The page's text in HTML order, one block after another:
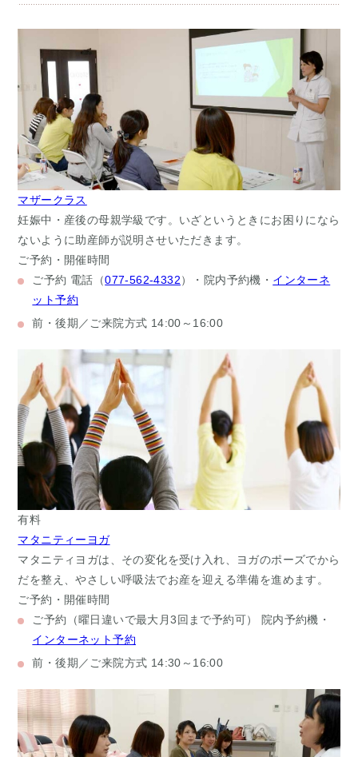
マザークラス
妊娠中・産後の母親学級です。いざというときにお困りになら
ないように助産師が説明させいただきます。
ご予約・開催時間
ご予約 電話（077-562-4332）・院内予約機・ インターネ
ット予約
前・後期／ご来院方式 14:00～16:00
有料
マタニティーヨガ
マタニティヨガは、その変化を受け入れ、ヨガのポーズでから
だを整え、やさしい呼吸法でお産を迎える準備を進めます。
ご予約・開催時間
ご予約
（曜日違いで最大月3回まで予約可）
院内予約機・
インターネット予約
前・後期／ご来院方式 14:30～16:00